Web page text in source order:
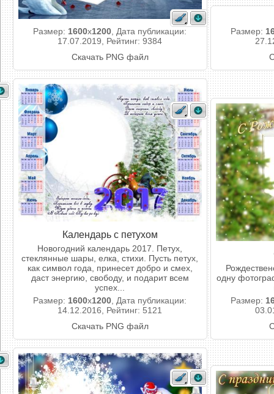
Размер: 1600x1200 , Дата публикации:
17.07.2019, Рейтинг: 9384
Скачать PNG файл
Размер:
Календарь с петухом
Новогодний календарь 2017. Петух,
стеклянные шары, елка, стихи. Пусть петух,
как символ года, принесет добро и смех,
даст энергию, свободу, и подарит всем
успех...
Размер: 1600x1200 , Дата публикации:
14.12.2016, Рейтинг: 5121
Скачать PNG файл
одну
Размер: